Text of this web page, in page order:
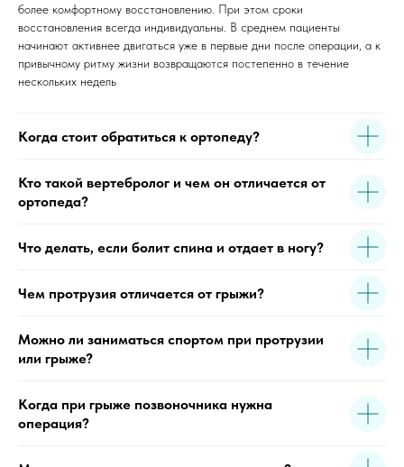
более комфортному восстановлению. При этом сроки
восстановления всегда индивидуальны. В среднем пациенты
начинают активнее двигаться уже в первые дни после операции, а к
привычному ритму жизни возвращаются постепенно в течение
нескольких недель
Когда стоит обратиться к ортопеду?
Кто такой вертебролог и чем он отличается от
ортопеда?
Что делать, если болит спина и отдает в ногу?
Чем протрузия отличается от грыжи?
Можно ли заниматься спортом при протрузии
или грыже?
Когда при грыже позвоночника нужна
операция?